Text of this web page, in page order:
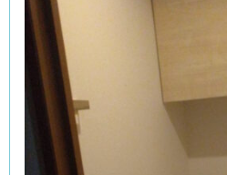
ダウンライト交換・トイレ背
います。